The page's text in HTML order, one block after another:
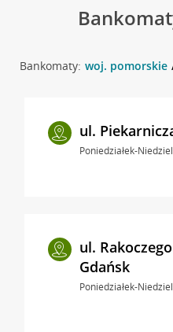
Bankomaty: woj. pomorskie
ul.
Poniedziałek-
ul.
Gdańsk
Poniedziałek-